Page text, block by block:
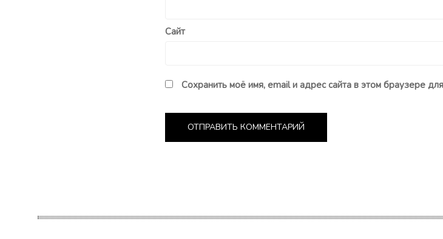
Сайт
Сохранить моё имя, email и адрес сайта в этом браузере